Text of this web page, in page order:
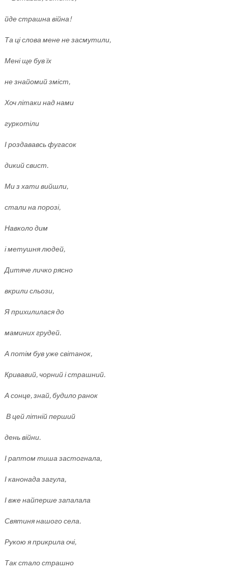
йде страшна війна!
Та ці слова мене не засмутили,
Мені ще був їх
не знайомий зміст,
Хоч літаки над нами
гуркотіли
І роздававсь фугасок
дикий свист.
Ми з хати вийшли,
стали на порозі,
Навколо дим
і метушня людей,
Дитяче личко рясно
вкрили сльози,
Я прихилилася до
маминих грудей.
А потім був уже світанок,
Кривавий, чорний і страшний.
А сонце, знай, будило ранок
В цей літній перший
день війни.
І раптом тиша застогнала,
І канонада загула,
І вже найперше запалала
Святиня нашого села.
Рукою я прикрила очі,
Так стало страшно